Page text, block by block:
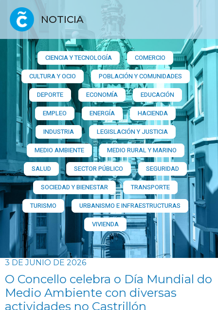
NOTICIA
CIENCIA Y TECNOLOGÍA
COMERCIO
CULTURA Y OCIO
POBLACIÓN Y COMUNIDADES
DEPORTE
ECONOMÍA
EDUCACIÓN
EMPLEO
ENERGÍA
HACIENDA
INDUSTRIA
LEGISLACIÓN Y JUSTICIA
MEDIO AMBIENTE
MEDIO RURAL Y MARINO
SALUD
SECTOR PÚBLICO
SEGURIDAD
SOCIEDAD Y BIENESTAR
TRANSPORTE
TURISMO
URBANISMO E INFRAESTRUCTURAS
VIVIENDA
3 DE JUNIO DE 2026
O Concello celebra o Día Mundial do
Medio Ambiente con diversas
actividades no Castrillón